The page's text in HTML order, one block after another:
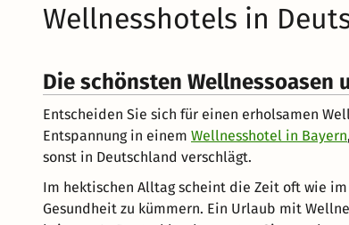
Wellnesshotels in
Die schönsten Wellnessoasen
Entscheiden Sie sich für einen erholsamen
Entspannung in einem Wellnesshotel in Bayern
sonst in Deutschland verschlägt.
Im hektischen Alltag scheint die Zeit oft wie
Gesundheit zu kümmern. Ein Urlaub mit